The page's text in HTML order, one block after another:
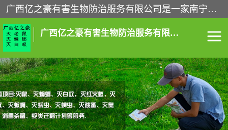
广西亿之豪有害生物防治服务有限公司是一家南宁灭鼠公司、灭蟑螂公司，南宁杀虫公司，南宁除虫公司，南宁灭跳蚤公司，南宁灭白蚁公司，南宁除四害公司,广西亿之豪有害生物防治服务有限公司专业灭蟑螂,除臭虫,其他害虫,服务上门,安全环保,售后保障,一次消杀，竭诚为您服务.
广西亿之豪有害生物防治服务有限公司
南宁灭白蚁 南宁灭老鼠
南宁灭蟑螂 南宁杀虫